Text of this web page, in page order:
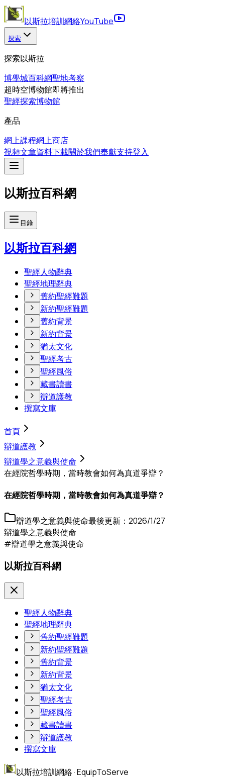
以斯拉培訓網絡YouTube
探索
探索以斯拉
博學城百科網聖地考察
超時空博物館即將推出
聖經探索博物館
產品
網上課程網上商店
視頻文章資料下載關於我們奉獻支持登入
以斯拉百科網
目錄
以斯拉百科網
聖經人物辭典
聖經地理辭典
舊約聖經難題
新約聖經難題
舊約背景
新約背景
猶太文化
聖經考古
聖經風俗
藏書讀書
辯道護教
撰寫文庫
首頁
辯道護教
辯道學之意義與使命
在經院哲學時期，當時教會如何為真道爭辯？
在經院哲學時期，當時教會如何為真道爭辯？
辯道學之意義與使命最後更新： 2026/1/27
辯道學之意義與使命
#辯道學之意義與使命
以斯拉百科網
聖經人物辭典
聖經地理辭典
舊約聖經難題
新約聖經難題
舊約背景
新約背景
猶太文化
聖經考古
聖經風俗
藏書讀書
辯道護教
撰寫文庫
以斯拉培訓網絡 · EquipToServe